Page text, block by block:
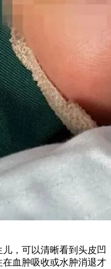
，可以清晰看到头皮凹
血肿吸收或水肿消退才